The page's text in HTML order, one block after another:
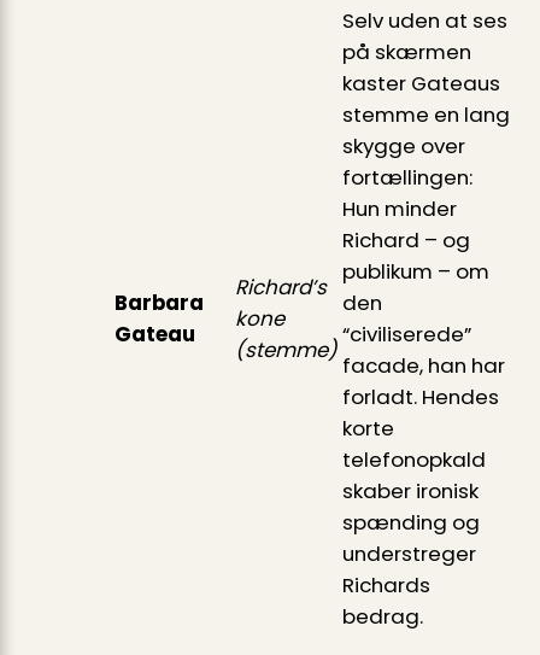
Barbara
Gateau
Richard’s
kone
(stemme)
Selv uden at ses
på skærmen
kaster Gateaus
stemme en lang
skygge over
fortællingen:
Hun minder
Richard – og
publikum – om
den
“civiliserede”
facade, han har
forladt. Hendes
korte
telefonopkald
skaber ironisk
spænding og
understreger
Richards
bedrag.